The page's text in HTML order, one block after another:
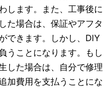
します。また、工事後に
た場合は、保証やアフタ
できます。しかし、DIY
うことになります。もし
した場合は、自分で修理
加費用を支払うことにな